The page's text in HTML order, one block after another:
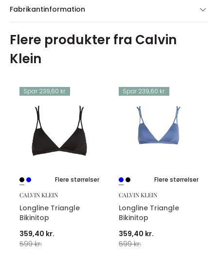
Fabrikantinformation
Flere produkter fra Calvin
Klein
Spar 239,60 kr.
Flere størrelser
CALVIN KLEIN
Longline Triangle
Bikinitop
359,40 kr.
599 kr.
Spar 239,60 kr.
Flere størrelser
CALVIN KLEIN
Longline Triangle
Bikinitop
359,40 kr.
599 kr.